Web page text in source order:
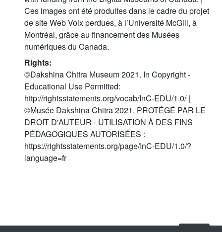
Ces images ont été produites dans le cadre du projet
de site Web Voix perdues, à l’Université McGill, à
Montréal, grâce au financement des Musées
numériques du Canada.
Rights:
©Dakshina Chitra Museum 2021. In Copyright -
Educational Use Permitted:
http://rightsstatements.org/vocab/InC-EDU/1.0/ |
©Musée Dakshina Chitra 2021. PROTÉGÉ PAR LE
DROIT D'AUTEUR - UTILISATION À DES FINS
PÉDAGOGIQUES AUTORISÉES :
https://rightsstatements.org/page/InC-EDU/1.0/?
language=fr